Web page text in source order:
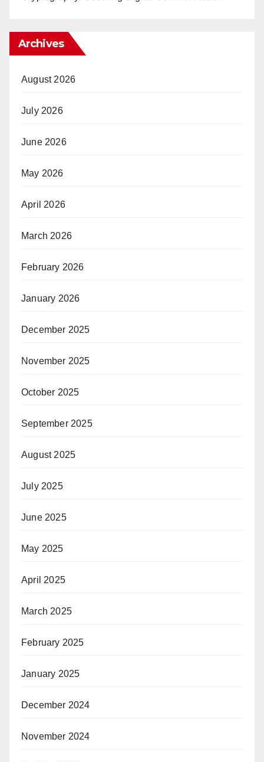
Archives
August 2026
July 2026
June 2026
May 2026
April 2026
March 2026
February 2026
January 2026
December 2025
November 2025
October 2025
September 2025
August 2025
July 2025
June 2025
May 2025
April 2025
March 2025
February 2025
January 2025
December 2024
November 2024